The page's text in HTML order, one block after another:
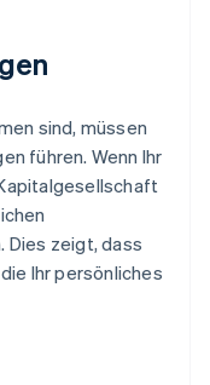
sind, müssen
führen. Wenn Ihr
Dies zeigt, dass
Ihr persönliches